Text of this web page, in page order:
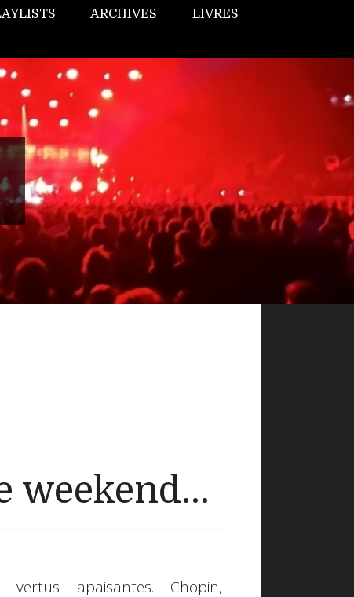
ARCHIVES LIVRES
weekend...
vertus apaisantes. Chopin,